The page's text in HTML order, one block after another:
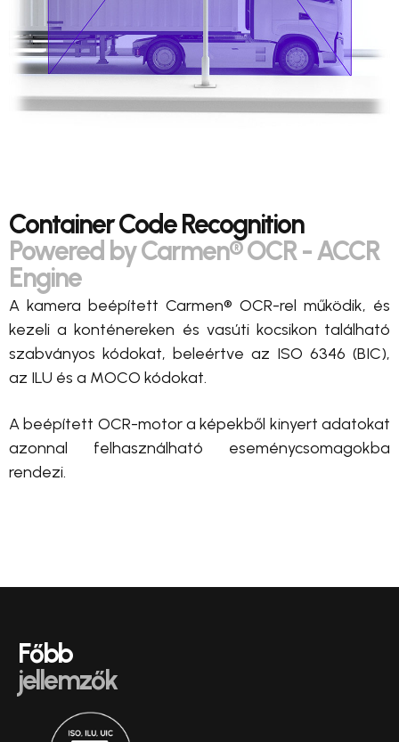
Container Code Recognition
Powered by Carmen® OCR - ACCR
Engine
A kamera beépített Carmen® OCR-rel működik, és
kezeli a konténereken és vasúti kocsikon található
szabványos kódokat, beleértve az ISO 6346 (BIC),
az ILU és a MOCO kódokat.
A beépített OCR-motor a képekből kinyert adatokat
azonnal felhasználható eseménycsomagokba
rendezi.
Főbb
jellemzők